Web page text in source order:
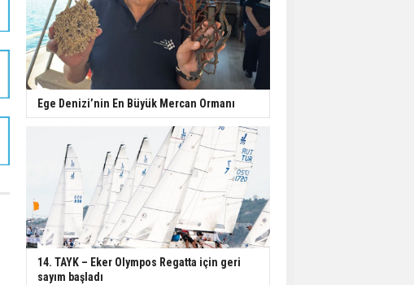
Ege Denizi’nin En Büyük Mercan Ormanı
14. TAYK – Eker Olympos Regatta için geri
sayım başladı